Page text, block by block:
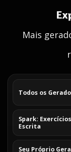
Mais
Todos os
Spark:
Escrita
Seu Próprio